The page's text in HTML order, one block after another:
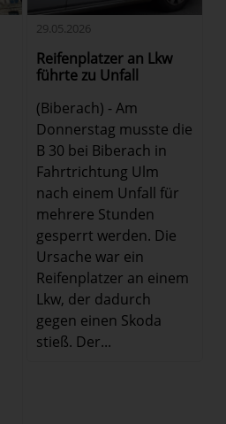
29.05.2026
Reifenplatzer an Lkw
führte zu Unfall
(Biberach) - Am
Donnerstag musste die
B 30 bei Biberach in
Fahrtrichtung Ulm
nach einem Unfall für
mehrere Stunden
gesperrt werden. Die
Ursache war ein
Reifenplatzer an einem
Lkw, der dadurch
gegen einen Skoda
stieß. Der...